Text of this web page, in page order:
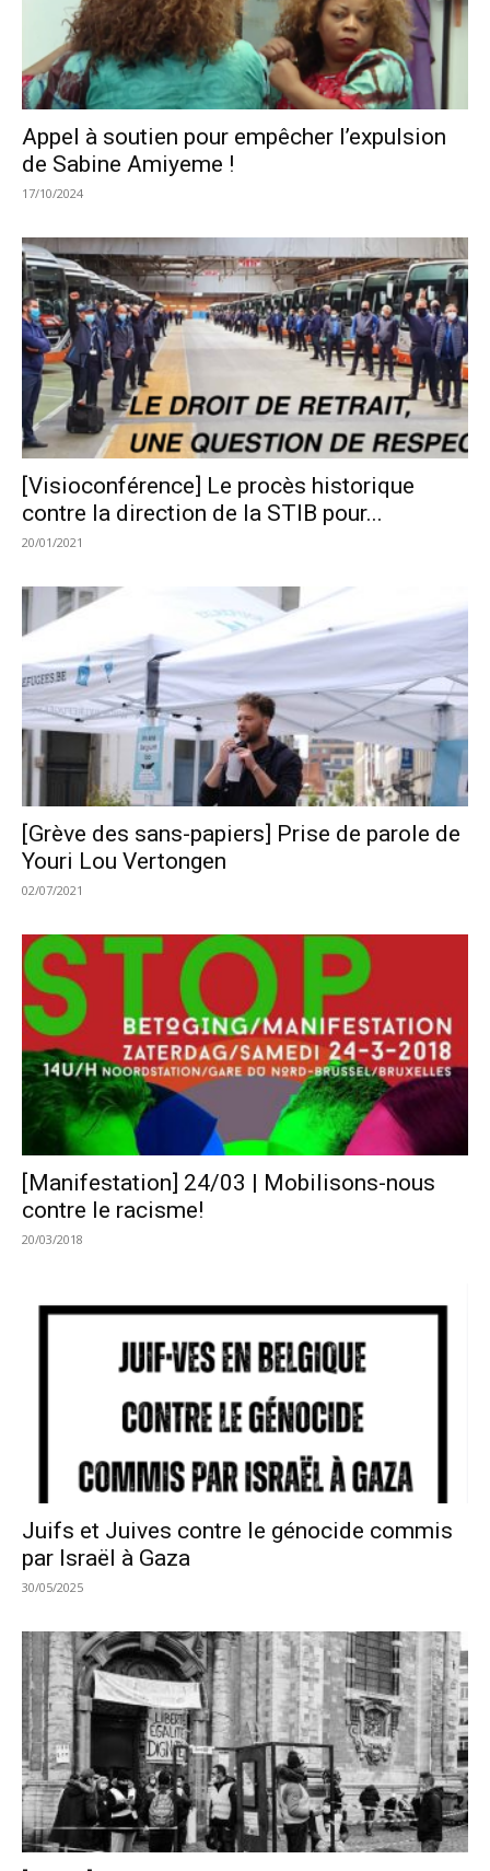
Appel à soutien pour empêcher l’expulsion
de Sabine Amiyeme !
17/10/2024
[Visioconférence] Le procès historique
contre la direction de la STIB pour...
20/01/2021
[Grève des sans-papiers] Prise de parole de
Youri Lou Vertongen
02/07/2021
[Manifestation] 24/03 | Mobilisons-nous
contre le racisme!
20/03/2018
Juifs et Juives contre le génocide commis
par Israël à Gaza
30/05/2025